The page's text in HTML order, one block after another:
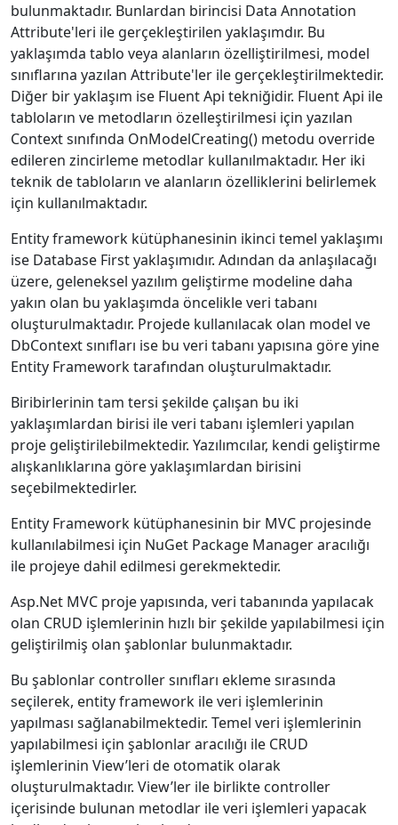
bulunmaktadır. Bunlardan birincisi Data Annotation
Attribute'leri ile gerçekleştirilen yaklaşımdır. Bu
yaklaşımda tablo veya alanların özelliştirilmesi, model
sınıflarına yazılan Attribute'ler ile gerçekleştirilmektedir.
Diğer bir yaklaşım ise Fluent Api tekniğidir. Fluent Api ile
tabloların ve metodların özelleştirilmesi için yazılan
Context sınıfında OnModelCreating() metodu override
edileren zincirleme metodlar kullanılmaktadır. Her iki
teknik de tabloların ve alanların özelliklerini belirlemek
için kullanılmaktadır.
Entity framework kütüphanesinin ikinci temel yaklaşımı
ise Database First yaklaşımıdır. Adından da anlaşılacağı
üzere, geleneksel yazılım geliştirme modeline daha
yakın olan bu yaklaşımda öncelikle veri tabanı
oluşturulmaktadır. Projede kullanılacak olan model ve
DbContext sınıfları ise bu veri tabanı yapısına göre yine
Entity Framework tarafından oluşturulmaktadır.
Biribirlerinin tam tersi şekilde çalışan bu iki
yaklaşımlardan birisi ile veri tabanı işlemleri yapılan
proje geliştirilebilmektedir. Yazılımcılar, kendi geliştirme
alışkanlıklarına göre yaklaşımlardan birisini
seçebilmektedirler.
Entity Framework kütüphanesinin bir MVC projesinde
kullanılabilmesi için NuGet Package Manager aracılığı
ile projeye dahil edilmesi gerekmektedir.
Asp.Net MVC proje yapısında, veri tabanında yapılacak
olan CRUD işlemlerinin hızlı bir şekilde yapılabilmesi için
geliştirilmiş olan şablonlar bulunmaktadır.
Bu şablonlar controller sınıfları ekleme sırasında
seçilerek, entity framework ile veri işlemlerinin
yapılması sağlanabilmektedir. Temel veri işlemlerinin
yapılabilmesi için şablonlar aracılığı ile CRUD
işlemlerinin View’leri de otomatik olarak
oluşturulmaktadır. View’ler ile birlikte controller
içerisinde bulunan metodlar ile veri işlemleri yapacak